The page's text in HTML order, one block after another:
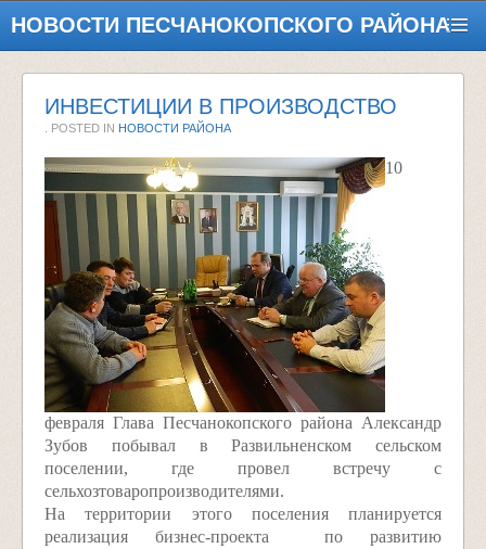
НОВОСТИ ПЕСЧАНОКОПСКОГО РАЙОНА
ИНВЕСТИЦИИ В ПРОИЗВОДСТВО
. POSTED IN НОВОСТИ РАЙОНА
10
февраля Глава Песчанокопского района Александр
Зубов побывал в Развильненском сельском
поселении, где провел встречу с
сельхозтоваропроизводителями.
На территории этого поселения планируется
реализация бизнес-проекта по развитию